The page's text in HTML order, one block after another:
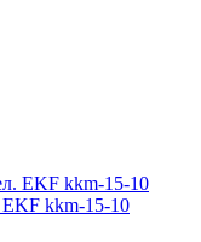
EKF kkm-15-10